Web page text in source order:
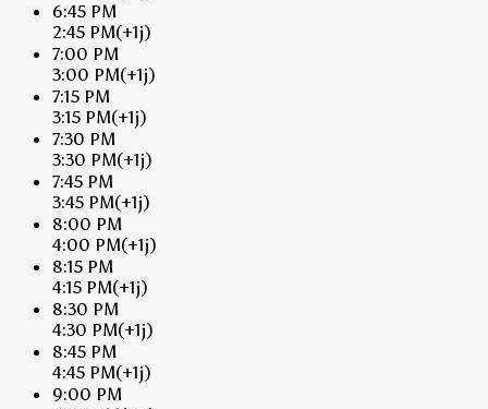
6:45 PM
2:45 PM(+1j)
7:00 PM
3:00 PM(+1j)
7:15 PM
3:15 PM(+1j)
7:30 PM
3:30 PM(+1j)
7:45 PM
3:45 PM(+1j)
8:00 PM
4:00 PM(+1j)
8:15 PM
4:15 PM(+1j)
8:30 PM
4:30 PM(+1j)
8:45 PM
4:45 PM(+1j)
9:00 PM